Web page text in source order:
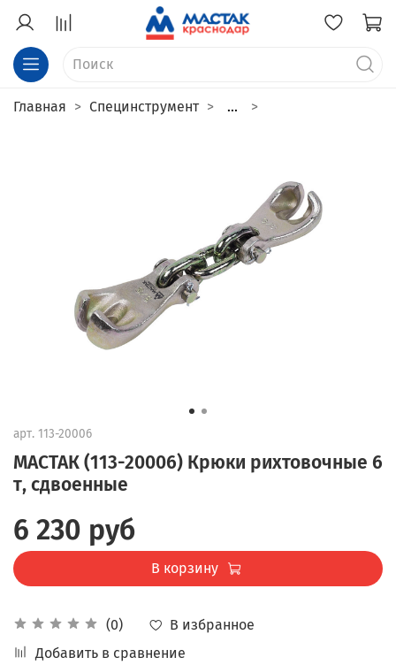
Главная Специнструмент ...
арт. 113-20006
МАСТАК (113-20006) Крюки рихтовочные 6
т, сдвоенные
(0)
В избранное
Добавить в сравнение
6 230 руб
В корзину